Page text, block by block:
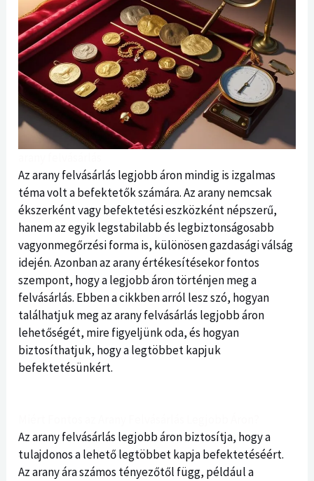
Az arany felvásárlás legjobb áron mindig is izgalmas
téma volt a befektetők számára. Az arany nemcsak
ékszerként vagy befektetési eszközként népszerű,
hanem az egyik legstabilabb és legbiztonságosabb
vagyonmegőrzési forma is, különösen gazdasági válság
idején. Azonban az arany értékesítésekor fontos
szempont, hogy a legjobb áron történjen meg a
felvásárlás. Ebben a cikkben arról lesz szó, hogyan
találhatjuk meg az arany felvásárlás legjobb áron
lehetőségét, mire figyeljünk oda, és hogyan
biztosíthatjuk, hogy a legtöbbet kapjuk
befektetésünkért.
Az arany felvásárlás legjobb áron biztosítja, hogy a
tulajdonos a lehető legtöbbet kapja befektetéséért.
Az arany ára számos tényezőtől függ, például a